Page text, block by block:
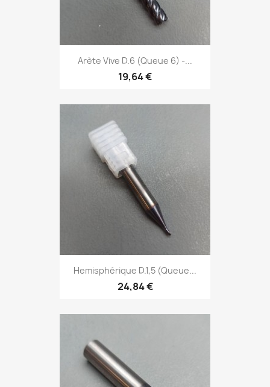
Arète Vive D.6 (Queue 6) -...
19,64 €
Hemisphérique D.1,5 (Queue...
24,84 €